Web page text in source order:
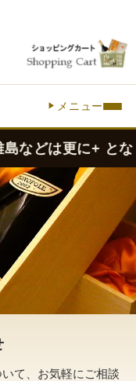
メニュー
更に+ となりま
て、お気軽にご相談